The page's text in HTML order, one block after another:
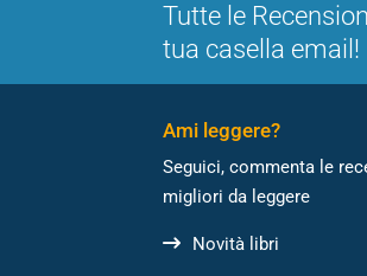
Tutte le
tua casella email!
Ami leggere?
Seguici, commenta le
migliori da leggere
Novità libri